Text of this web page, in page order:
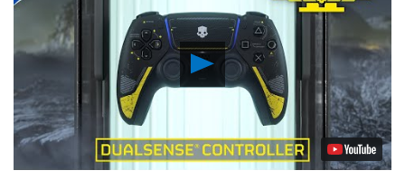
Video
abspielen